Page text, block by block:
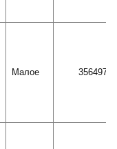
Малое 356497